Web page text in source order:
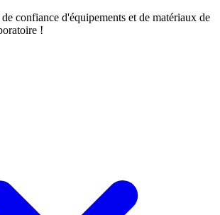
confiance d'équipements et de matériaux de
!